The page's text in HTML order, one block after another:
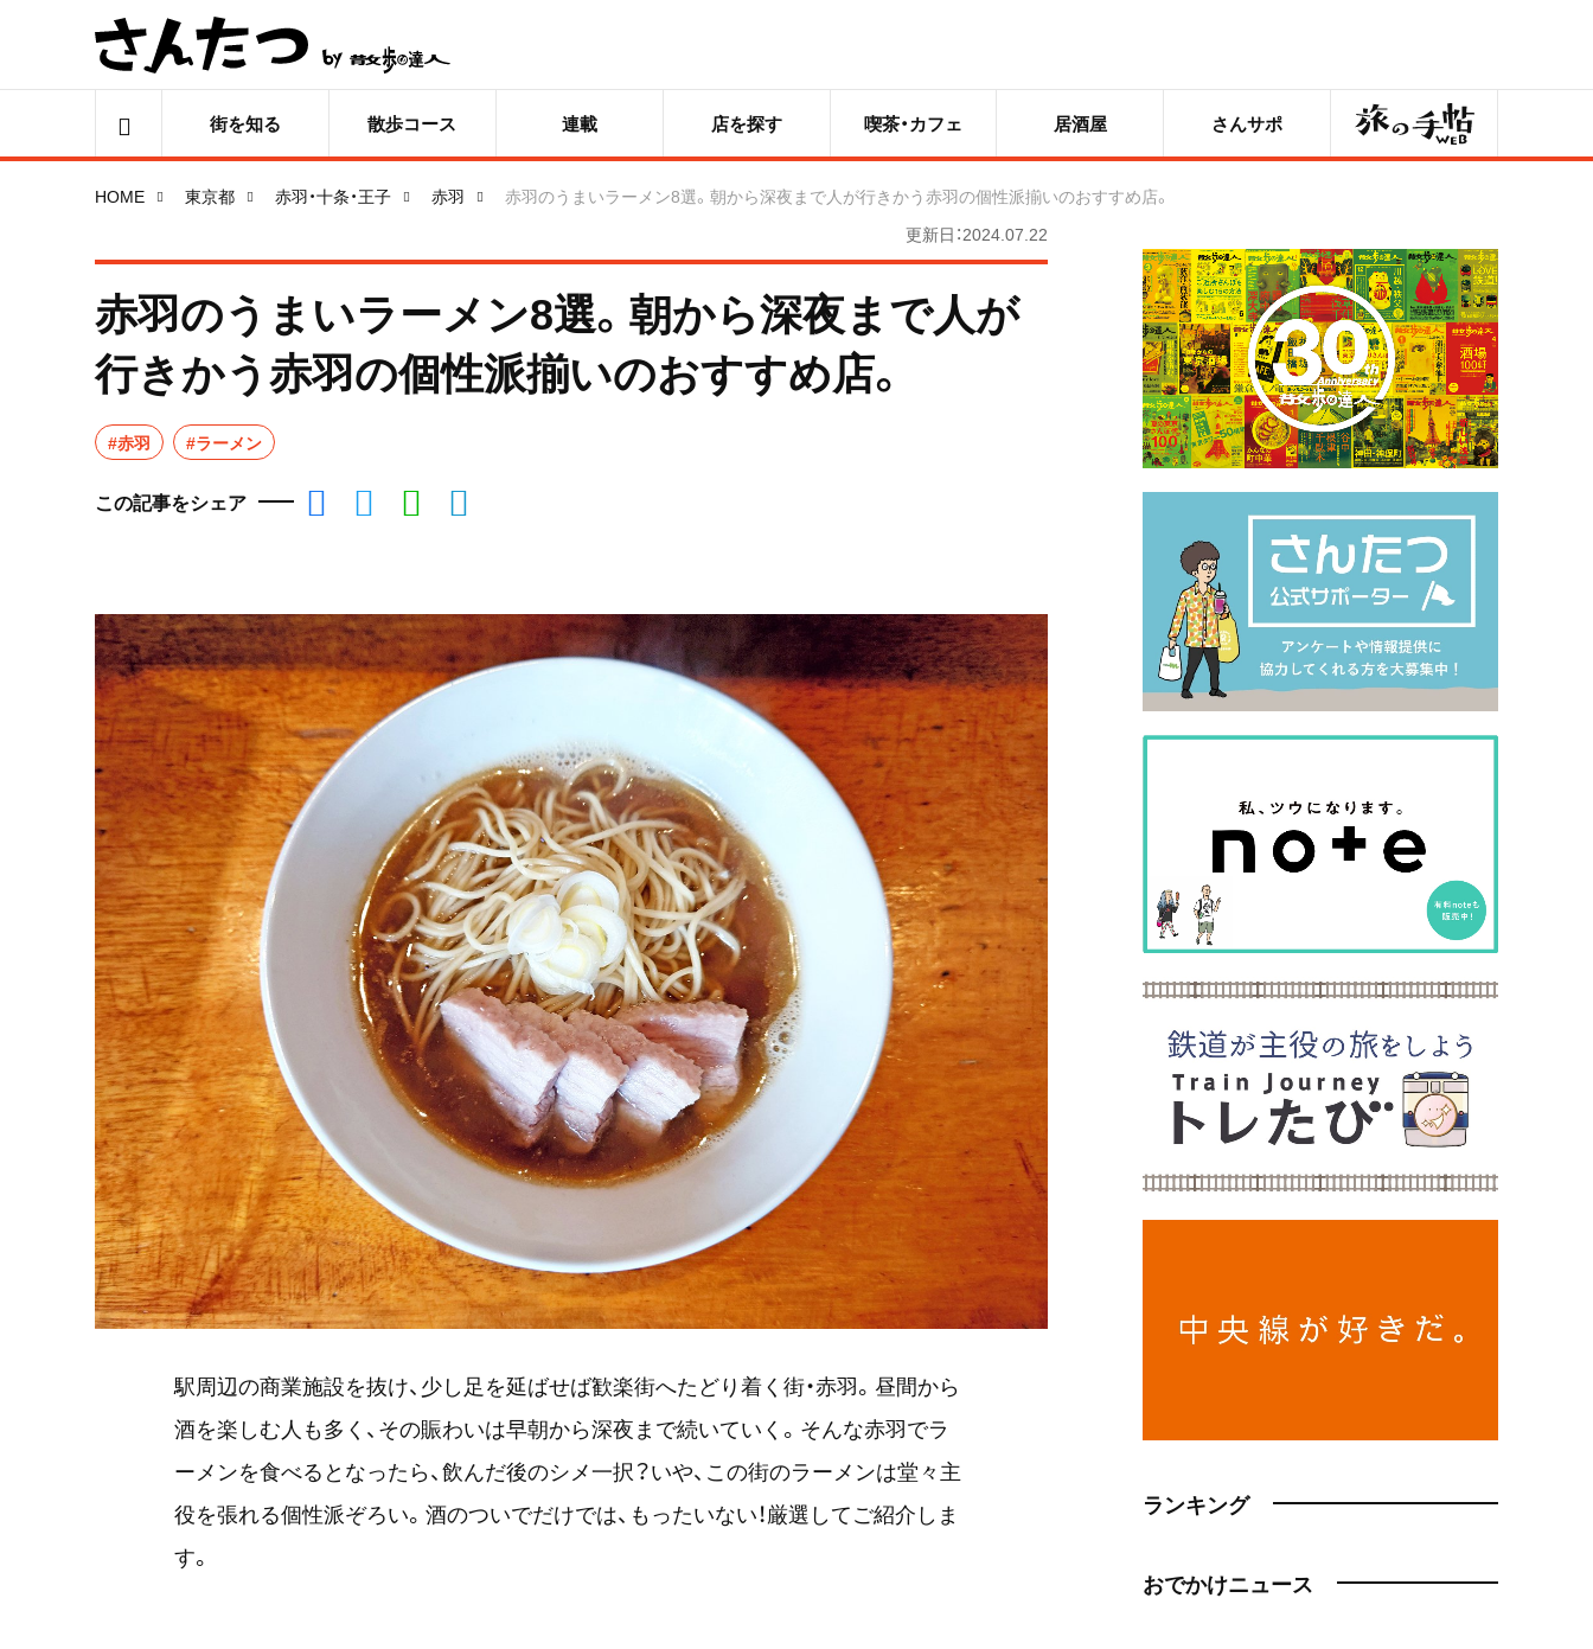
街を知る 散歩コース 連載 店を探す 喫茶・カフェ 居酒屋 さんサポ 旅の手帖
HOME 東京都 赤羽・十条・王子 赤羽
赤羽のうまいラーメン8選。朝から深夜まで人が行きかう赤羽の個性派揃いのおすすめ店。
更新日：2024.07.22
赤羽のうまいラーメン8選。朝から深夜まで人が
行きかう赤羽の個性派揃いのおすすめ店。
#赤羽 #ラーメン
この記事をシェア
駅周辺の商業施設を抜け、少し足を延ばせば歓楽街へたどり着く街・赤羽。昼間から
酒を楽しむ人も多く、その賑わいは早朝から深夜まで続いていく。そんな赤羽でラ
ーメンを食べるとなったら、飲んだ後のシメ一択？いや、この街のラーメンは堂々主
役を張れる個性派ぞろい。酒のついでだけでは、もったいない！厳選してご紹介しま
す。
ランキング
おでかけニュース